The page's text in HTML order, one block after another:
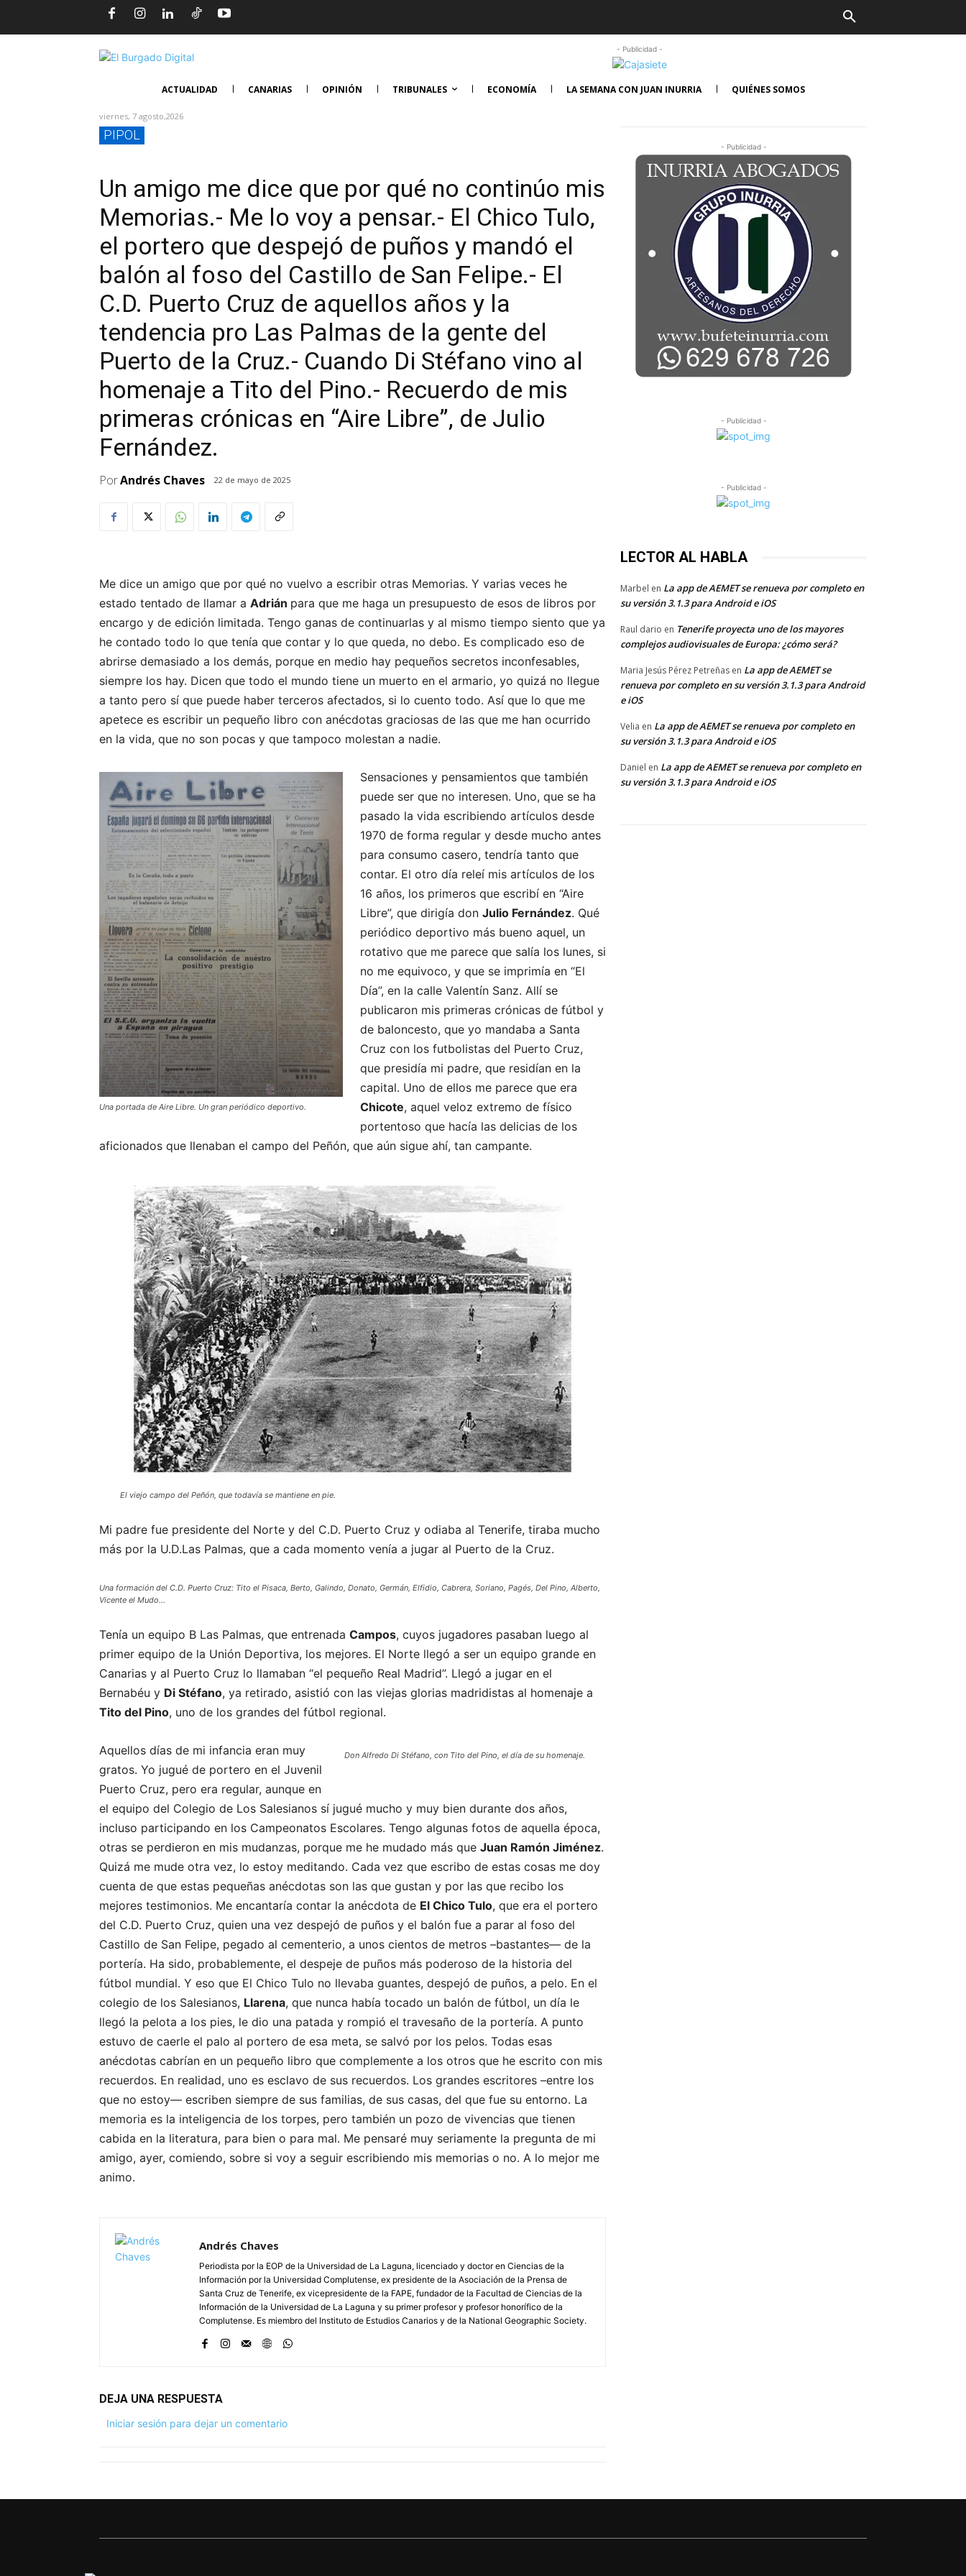
- Publicidad -
ACTUALIDAD CANARIAS OPINIÓN TRIBUNALES ECONOMÍA LA SEMANA CON JUAN INURRIA QUIÉNES SOMOS
viernes, 7 agosto,2026
PIPOL
Un amigo me dice que por qué no continúo mis
Memorias.- Me lo voy a pensar.- El Chico Tulo,
el portero que despejó de puños y mandó el
balón al foso del Castillo de San Felipe.- El
C.D. Puerto Cruz de aquellos años y la
tendencia pro Las Palmas de la gente del
Puerto de la Cruz.- Cuando Di Stéfano vino al
homenaje a Tito del Pino.- Recuerdo de mis
primeras crónicas en “Aire Libre”, de Julio
Fernández.
PorAndrés Chaves 22 de mayo de 2025
Me dice un amigo que por qué no vuelvo a escribir otras Memorias. Y varias veces he
estado tentado de llamar a Adrián para que me haga un presupuesto de esos de libros por
encargo y de edición limitada. Tengo ganas de continuarlas y al mismo tiempo siento que ya
he contado todo lo que tenía que contar y lo que queda, no debo. Es complicado eso de
abrirse demasiado a los demás, porque en medio hay pequeños secretos inconfesables,
siempre los hay. Dicen que todo el mundo tiene un muerto en el armario, yo quizá no llegue
a tanto pero sí que puede haber terceros afectados, si lo cuento todo. Así que lo que me
apetece es escribir un pequeño libro con anécdotas graciosas de las que me han ocurrido
en la vida, que no son pocas y que tampoco molestan a nadie.
Una portada de Aire Libre. Un gran periódico deportivo.
Sensaciones y pensamientos que también
puede ser que no interesen. Uno, que se ha
pasado la vida escribiendo artículos desde
1970 de forma regular y desde mucho antes
para consumo casero, tendría tanto que
contar. El otro día releí mis artículos de los
16 años, los primeros que escribí en “Aire
Libre”, que dirigía don Julio Fernández. Qué
periódico deportivo más bueno aquel, un
rotativo que me parece que salía los lunes, si
no me equivoco, y que se imprimía en “El
Día”, en la calle Valentín Sanz. Allí se
publicaron mis primeras crónicas de fútbol y
de baloncesto, que yo mandaba a Santa
Cruz con los futbolistas del Puerto Cruz,
que presidía mi padre, que residían en la
capital. Uno de ellos me parece que era
Chicote, aquel veloz extremo de físico
portentoso que hacía las delicias de los
aficionados que llenaban el campo del Peñón, que aún sigue ahí, tan campante.
El viejo campo del Peñón, que todavía se mantiene en pie.
Mi padre fue presidente del Norte y del C.D. Puerto Cruz y odiaba al Tenerife, tiraba mucho
más por la U.D.Las Palmas, que a cada momento venía a jugar al Puerto de la Cruz.
Una formación del C.D. Puerto Cruz: Tito el Pisaca, Berto, Galindo, Donato, Germán, Elfidio, Cabrera, Soriano, Pagés, Del Pino, Alberto,
Vicente el Mudo…
Tenía un equipo B Las Palmas, que entrenada Campos, cuyos jugadores pasaban luego al
primer equipo de la Unión Deportiva, los mejores. El Norte llegó a ser un equipo grande en
Canarias y al Puerto Cruz lo llamaban “el pequeño Real Madrid”. Llegó a jugar en el
Bernabéu y Di Stéfano, ya retirado, asistió con las viejas glorias madridistas al homenaje a
Tito del Pino, uno de los grandes del fútbol regional.
Don Alfredo Di Stéfano, con Tito del Pino, el día de su homenaje.
Aquellos días de mi infancia eran muy
gratos. Yo jugué de portero en el Juvenil
Puerto Cruz, pero era regular, aunque en
el equipo del Colegio de Los Salesianos sí jugué mucho y muy bien durante dos años,
incluso participando en los Campeonatos Escolares. Tengo algunas fotos de aquella época,
otras se perdieron en mis mudanzas, porque me he mudado más que Juan Ramón Jiménez.
Quizá me mude otra vez, lo estoy meditando. Cada vez que escribo de estas cosas me doy
cuenta de que estas pequeñas anécdotas son las que gustan y por las que recibo los
mejores testimonios. Me encantaría contar la anécdota de El Chico Tulo, que era el portero
del C.D. Puerto Cruz, quien una vez despejó de puños y el balón fue a parar al foso del
Castillo de San Felipe, pegado al cementerio, a unos cientos de metros –bastantes— de la
portería. Ha sido, probablemente, el despeje de puños más poderoso de la historia del
fútbol mundial. Y eso que El Chico Tulo no llevaba guantes, despejó de puños, a pelo. En el
colegio de los Salesianos, Llarena, que nunca había tocado un balón de fútbol, un día le
llegó la pelota a los pies, le dio una patada y rompió el travesaño de la portería. A punto
estuvo de caerle el palo al portero de esa meta, se salvó por los pelos. Todas esas
anécdotas cabrían en un pequeño libro que complemente a los otros que he escrito con mis
recuerdos. En realidad, uno es esclavo de sus recuerdos. Los grandes escritores –entre los
que no estoy— escriben siempre de sus familias, de sus casas, del que fue su entorno. La
memoria es la inteligencia de los torpes, pero también un pozo de vivencias que tienen
cabida en la literatura, para bien o para mal. Me pensaré muy seriamente la pregunta de mi
amigo, ayer, comiendo, sobre si voy a seguir escribiendo mis memorias o no. A lo mejor me
animo.
Andrés Chaves
Periodista por la EOP de la Universidad de La Laguna, licenciado y doctor en Ciencias de la
Información por la Universidad Complutense, ex presidente de la Asociación de la Prensa de
Santa Cruz de Tenerife, ex vicepresidente de la FAPE, fundador de la Facultad de Ciencias de la
Información de la Universidad de La Laguna y su primer profesor y profesor honorífico de la
Complutense. Es miembro del Instituto de Estudios Canarios y de la National Geographic Society.
DEJA UNA RESPUESTA
Iniciar sesión para dejar un comentario
- Publicidad -
- Publicidad -
- Publicidad -
LECTOR AL HABLA
Marbel en La app de AEMET se renueva por completo en
su versión 3.1.3 para Android e iOS
Raul dario en Tenerife proyecta uno de los mayores
complejos audiovisuales de Europa: ¿cómo será?
Maria Jesús Pérez Petreñas en La app de AEMET se
renueva por completo en su versión 3.1.3 para Android
e iOS
Velia en La app de AEMET se renueva por completo en
su versión 3.1.3 para Android e iOS
Daniel en La app de AEMET se renueva por completo en
su versión 3.1.3 para Android e iOS